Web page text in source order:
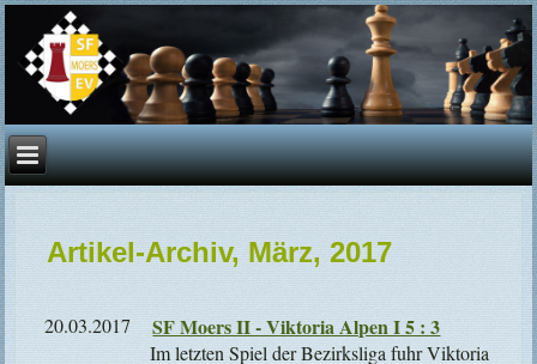
Artikel-Archiv, März, 2017
20.03.2017 SF Moers II - Viktoria Alpen I 5 : 3
Im letzten Spiel der Bezirksliga fuhr Viktoria